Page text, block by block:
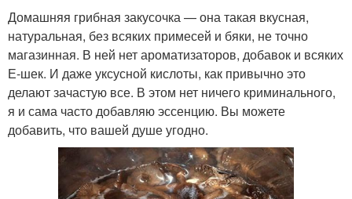
Домашняя грибная закусочка — она такая вкусная,
натуральная, без всяких примесей и бяки, не точно
магазинная. В ней нет ароматизаторов, добавок и всяких
Е-шек. И даже уксусной кислоты, как привычно это
делают зачастую все. В этом нет ничего криминального,
я и сама часто добавляю эссенцию. Вы можете
добавить, что вашей душе угодно.